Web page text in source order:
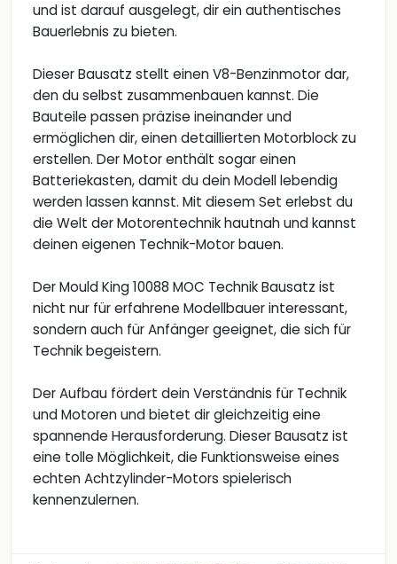
und ist darauf ausgelegt, dir ein authentisches
Bauerlebnis zu bieten.
Dieser Bausatz stellt einen V8-Benzinmotor dar,
den du selbst zusammenbauen kannst. Die
Bauteile passen präzise ineinander und
ermöglichen dir, einen detaillierten Motorblock zu
erstellen. Der Motor enthält sogar einen
Batteriekasten, damit du dein Modell lebendig
werden lassen kannst. Mit diesem Set erlebst du
die Welt der Motorentechnik hautnah und kannst
deinen eigenen Technik-Motor bauen.
Der Mould King 10088 MOC Technik Bausatz ist
nicht nur für erfahrene Modellbauer interessant,
sondern auch für Anfänger geeignet, die sich für
Technik begeistern.
Der Aufbau fördert dein Verständnis für Technik
und Motoren und bietet dir gleichzeitig eine
spannende Herausforderung. Dieser Bausatz ist
eine tolle Möglichkeit, die Funktionsweise eines
echten Achtzylinder-Motors spielerisch
kennenzulernen.